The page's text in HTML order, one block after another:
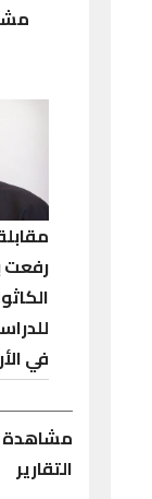
رفعت
في
مشاهدة
التقارير